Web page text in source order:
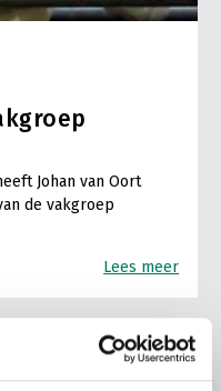
Johan van Oort
de vakgroep
Lees meer